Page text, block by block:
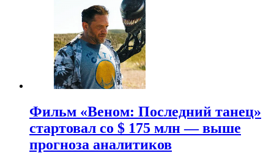
Фильм «Веном: Последний танец»
стартовал со $ 175 млн — выше
прогноза аналитиков